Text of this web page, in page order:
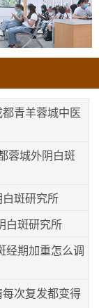
青羊蓉城中医
蓉城外阴白斑
斑研究所
白斑研究所
经期加重怎么调
次复发都变得